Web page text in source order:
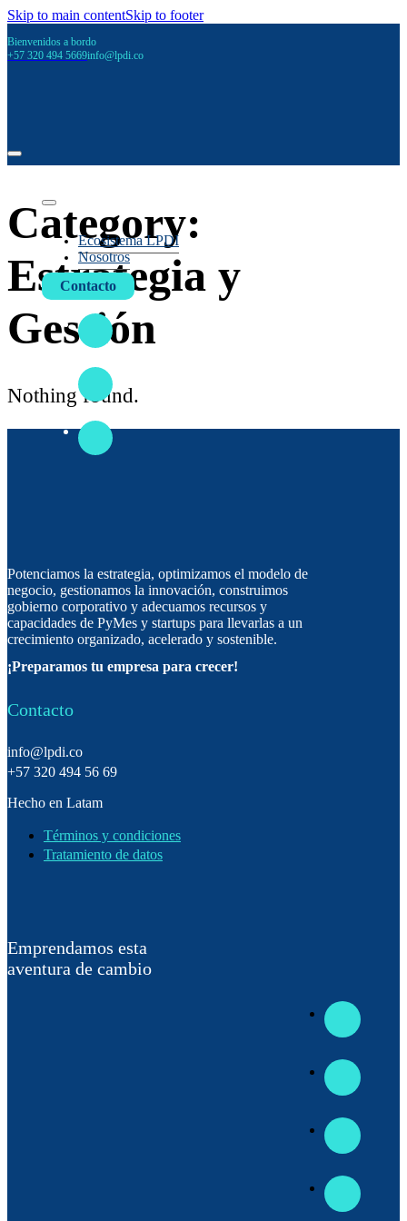
Skip to main contentSkip to footer
Bienvenidos a bordo
+57 320 494 5669info@lpdi.co
Ecosistema LPDI
Nosotros
Contacto
Category:
Estrategia y
Gestión
Nothing found.
Potenciamos la estrategia, optimizamos el modelo de
negocio, gestionamos la innovación, construimos
gobierno corporativo y adecuamos recursos y
capacidades de PyMes y startups para llevarlas a un
crecimiento organizado, acelerado y sostenible.
¡Preparamos tu empresa para crecer!
Contacto
info@lpdi.co
+57 320 494 56 69
Hecho en Latam
Términos y condiciones
Tratamiento de datos
Emprendamos esta
aventura de cambio